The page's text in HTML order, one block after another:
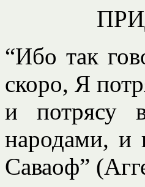
“Ибо так
скоро, Я
и потрясу
народами, и
Саваоф”